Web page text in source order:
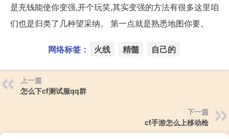
是充钱能使你变强,开个玩笑,其实变强的方法有很多这里咱
们也是归类了几种望采纳。 第一点就是熟悉地图你要。
网络标签： 火线 精髓 自己的
上一篇
怎么下cf测试服qq群
下一篇
cf手游怎么上移动枪